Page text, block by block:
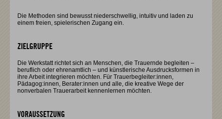
Die Methoden sind bewusst niederschwellig, intuitiv und laden zu
einem freien, spielerischen Zugang ein.
ZIELGRUPPE
Die Werkstatt richtet sich an Menschen, die Trauernde begleiten –
beruflich oder ehrenamtlich – und künstlerische Ausdrucksformen in
ihre Arbeit integrieren möchten. Für Trauerbegleiter:innen,
Pädagog:innen, Berater:innen und alle, die kreative Wege der
nonverbalen Trauerarbeit kennenlernen möchten.
VORAUSSETZUNG